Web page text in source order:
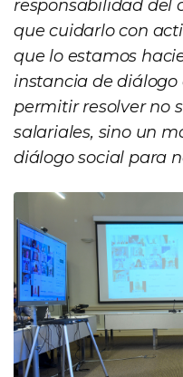
responsabilidad del
que cuidarlo con
que lo estamos
instancia de diálogo
permitir resolver no
salariales, sino un
diálogo social para